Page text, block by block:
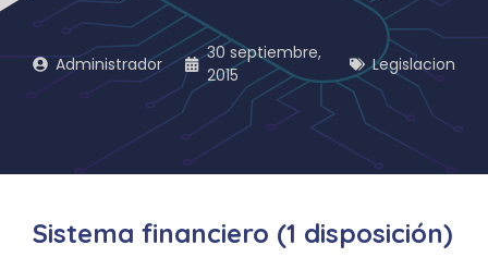
Administrador
30 septiembre,
2015
Legislacion
Sistema financiero (1 disposición)